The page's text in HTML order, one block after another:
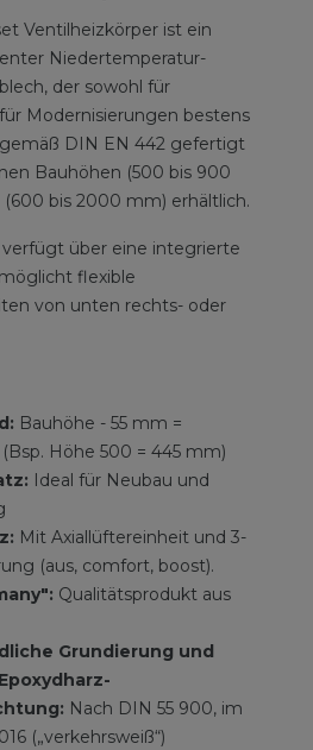
Ventilheizkörper ist ein
Niedertemperatur-
der sowohl für
Modernisierungen bestens
DIN EN 442 gefertigt
Bauhöhen (500 bis 900
bis 2000 mm) erhältlich.
über eine integrierte
flexible
von unten rechts- oder
Bauhöhe - 55 mm =
Höhe 500 = 445 mm)
Ideal für Neubau und
Mit Axiallüftereinheit und 3-
(aus, comfort, boost).
Qualitätsprodukt aus
Grundierung und
Nach DIN 55 900, im
(„verkehrsweiß“)